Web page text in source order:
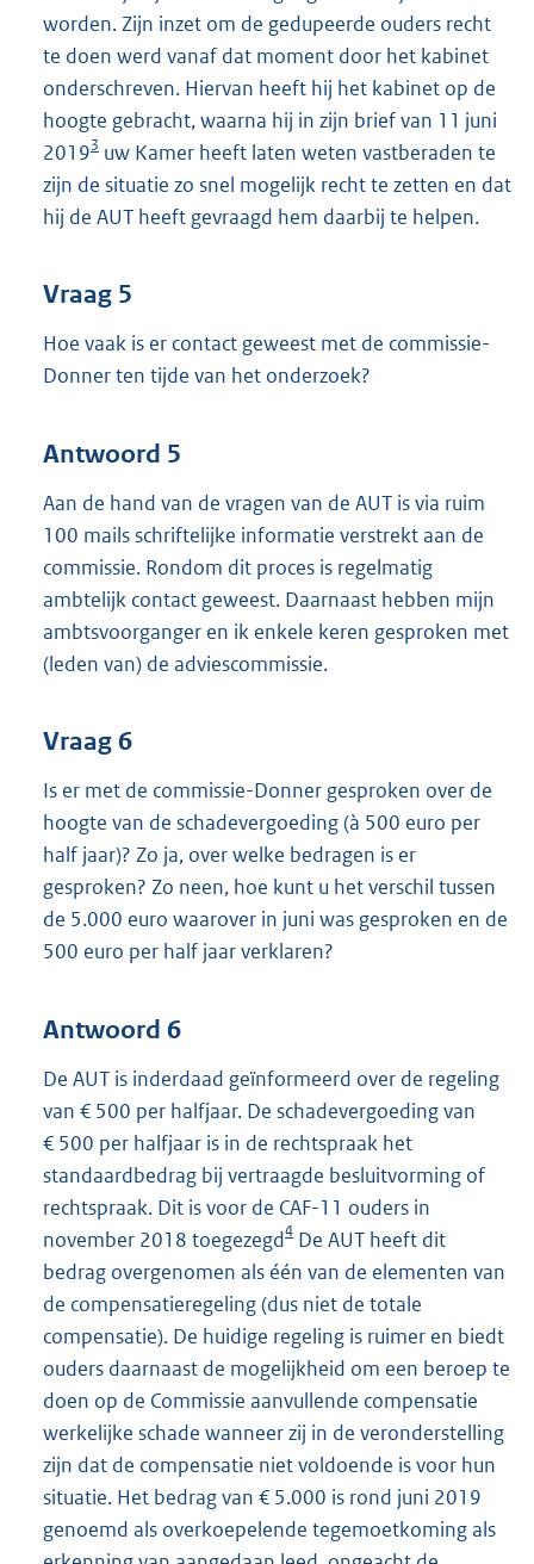
worden. Zijn inzet om de gedupeerde ouders recht
te doen werd vanaf dat moment door het kabinet
onderschreven. Hiervan heeft hij het kabinet op de
hoogte gebracht, waarna hij in zijn brief van 11 juni
20193 uw Kamer heeft laten weten vastberaden te
zijn de situatie zo snel mogelijk recht te zetten en dat
hij de AUT heeft gevraagd hem daarbij te helpen.
Vraag 5
Hoe vaak is er contact geweest met de commissie-
Donner ten tijde van het onderzoek?
Antwoord 5
Aan de hand van de vragen van de AUT is via ruim
100 mails schriftelijke informatie verstrekt aan de
commissie. Rondom dit proces is regelmatig
ambtelijk contact geweest. Daarnaast hebben mijn
ambtsvoorganger en ik enkele keren gesproken met
(leden van) de adviescommissie.
Vraag 6
Is er met de commissie-Donner gesproken over de
hoogte van de schadevergoeding (à 500 euro per
half jaar)? Zo ja, over welke bedragen is er
gesproken? Zo neen, hoe kunt u het verschil tussen
de 5.000 euro waarover in juni was gesproken en de
500 euro per half jaar verklaren?
Antwoord 6
De AUT is inderdaad geïnformeerd over de regeling
van € 500 per halfjaar. De schadevergoeding van
€ 500 per halfjaar is in de rechtspraak het
standaardbedrag bij vertraagde besluitvorming of
rechtspraak. Dit is voor de CAF-11 ouders in
november 2018 toegezegd4 De AUT heeft dit
bedrag overgenomen als één van de elementen van
de compensatieregeling (dus niet de totale
compensatie). De huidige regeling is ruimer en biedt
ouders daarnaast de mogelijkheid om een beroep te
doen op de Commissie aanvullende compensatie
werkelijke schade wanneer zij in de veronderstelling
zijn dat de compensatie niet voldoende is voor hun
situatie. Het bedrag van € 5.000 is rond juni 2019
genoemd als overkoepelende tegemoetkoming als